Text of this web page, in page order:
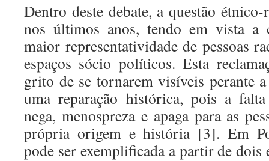
Dentro deste debate, a questão
nos últimos anos, tendo em vista a
maior representatividade de pessoas
espaços sócio políticos. Esta
grito de se tornarem visíveis perante
uma reparação histórica, pois a
nega, menospreza e apaga para as
própria origem e história [3]. Em
pode ser exemplificada a partir de dois